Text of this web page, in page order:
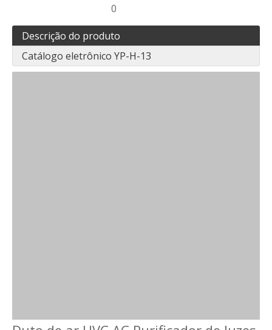
0
Descrição do produto
Catálogo eletrônico YP-H-13